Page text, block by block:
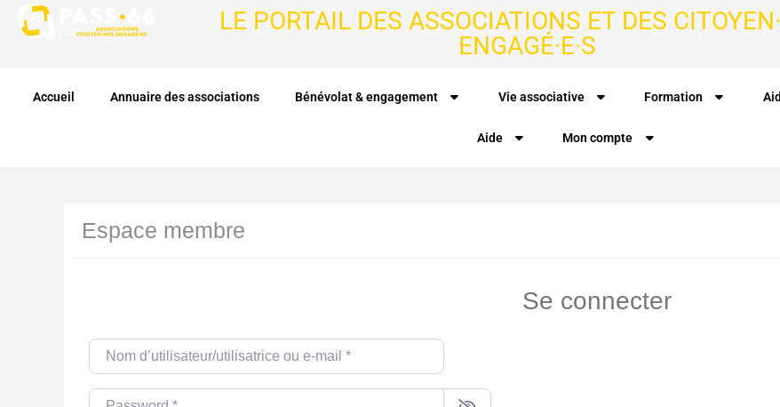
LE PORTAIL DES ASSOCIATIONS ET DES
ENGAGÉ·E·S
Accueil Annuaire des associations Bénévolat & engagement Vie associative Formation
Aide Mon compte
Espace membre
Se connecter
Nom d’utilisateur/utilisatrice ou e-mail
Password